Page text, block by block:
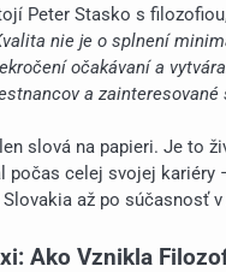
Peter Stasko s
nie je o splnení
očakávaní a
a zainteresované
slová na papieri. Je to
počas celej svojej kariéry
až po súčasnosť
Ako Vznikla